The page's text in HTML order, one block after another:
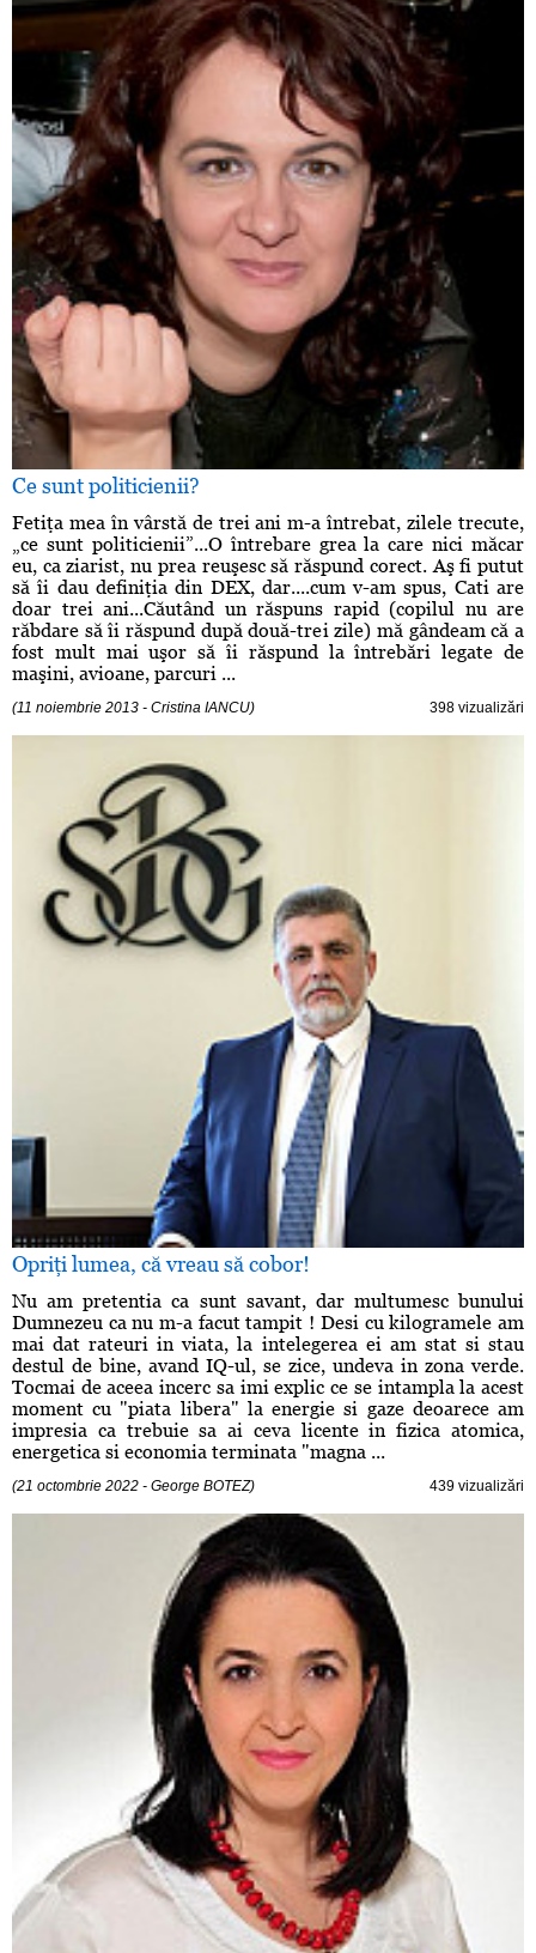
Ce sunt politicienii?
Fetiţa mea în vârstă de trei ani m-a întrebat, zilele trecute,
„ce sunt politicienii”...O întrebare grea la care nici măcar
eu, ca ziarist, nu prea reuşesc să răspund corect. Aş fi putut
să îi dau definiţia din DEX, dar....cum v-am spus, Cati are
doar trei ani...Căutând un răspuns rapid (copilul nu are
răbdare să îi răspund după două-trei zile) mă gândeam că a
fost mult mai uşor să îi răspund la întrebări legate de
maşini, avioane, parcuri ...
(11 noiembrie 2013 - Cristina IANCU) 398 vizualizări
Opriţi lumea, că vreau să cobor!
Nu am pretentia ca sunt savant, dar multumesc bunului
Dumnezeu ca nu m-a facut tampit ! Desi cu kilogramele am
mai dat rateuri in viata, la intelegerea ei am stat si stau
destul de bine, avand IQ-ul, se zice, undeva in zona verde.
Tocmai de aceea incerc sa imi explic ce se intampla la acest
moment cu "piata libera" la energie si gaze deoarece am
impresia ca trebuie sa ai ceva licente in fizica atomica,
energetica si economia terminata "magna ...
(21 octombrie 2022 - George BOTEZ) 439 vizualizări